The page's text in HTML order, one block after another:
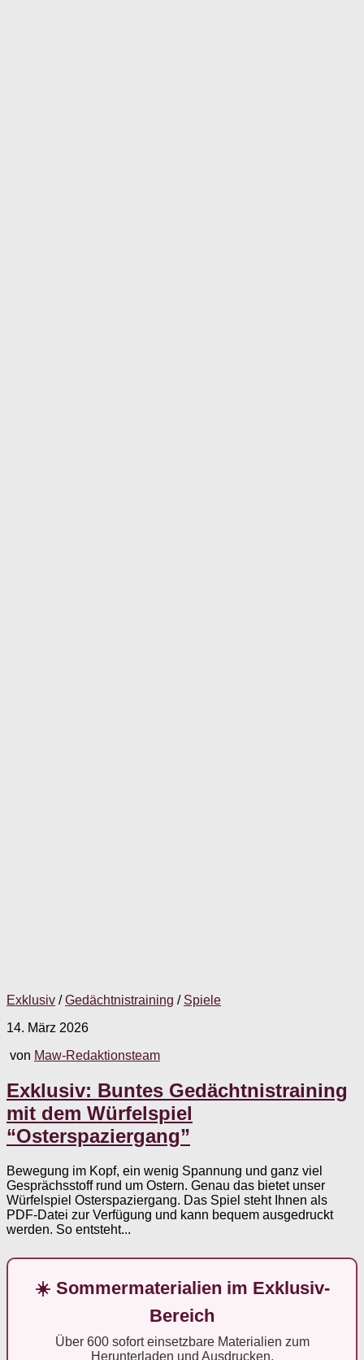
Exklusiv / Gedächtnistraining / Spiele
14. März 2026
von Maw-Redaktionsteam
Exklusiv: Buntes Gedächtnistraining
mit dem Würfelspiel
“Osterspaziergang”
Bewegung im Kopf, ein wenig Spannung und ganz viel
Gesprächsstoff rund um Ostern. Genau das bietet unser
Würfelspiel Osterspaziergang. Das Spiel steht Ihnen als
PDF-Datei zur Verfügung und kann bequem ausgedruckt
werden. So entsteht...
☀️ Sommermaterialien im Exklusiv-
Bereich
Über 600 sofort einsetzbare Materialien zum
Herunterladen und Ausdrucken.